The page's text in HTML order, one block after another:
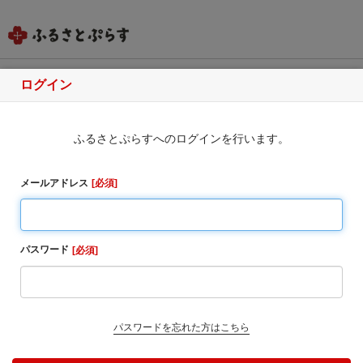
ふるさと納税のお申込み
・同一自治体内の方からの寄附に対しては、お礼の品
をお送りすることはできませんのでご了承ください。
ん。
1. お寄せ頂いた個人情報は、寄附申込先の自治体が寄
のであり、それ以外の目的で使用するものではありま
2. お礼の品の確認及び送付等を行うため「申込者情
ログイン
ふるさとぷらすへのログインを行います。
メールアドレス 必須
パスワード 必須
パスワードを忘れた方はこちら